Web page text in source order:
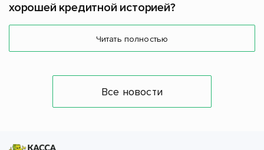
хорошей кредитной историей?
Читать полностью
Все новости